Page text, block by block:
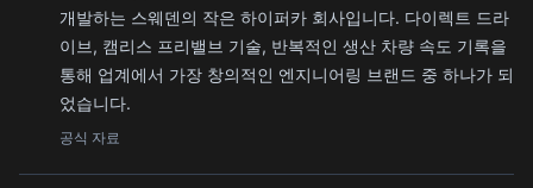
개발하는 스웨덴의 작은 하이퍼카 회사입니다. 다이렉트 드라
이브, 캠리스 프리밸브 기술, 반복적인 생산 차량 속도 기록을
통해 업계에서 가장 창의적인 엔지니어링 브랜드 중 하나가 되
었습니다.
공식 자료